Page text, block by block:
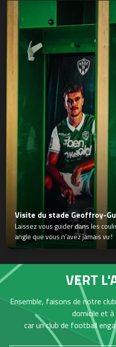
Visite du stade Geoffroy-
Laissez vous guider dans les
angle que vous n’avez jamais vu !
VERT
Ensemble, faisons de notre
domicile et
car un club de football